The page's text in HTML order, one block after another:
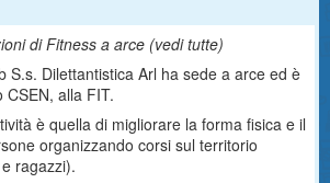
di Fitness a arce (vedi tutte)
S.s. Dilettantistica Arl ha sede a arce ed è
alla FIT.
è quella di migliorare la forma fisica e il
organizzando corsi sul territorio
ragazzi).